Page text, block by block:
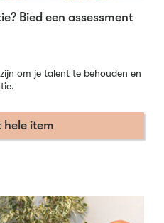
Bied een assessment
om je talent te behouden en
hele item